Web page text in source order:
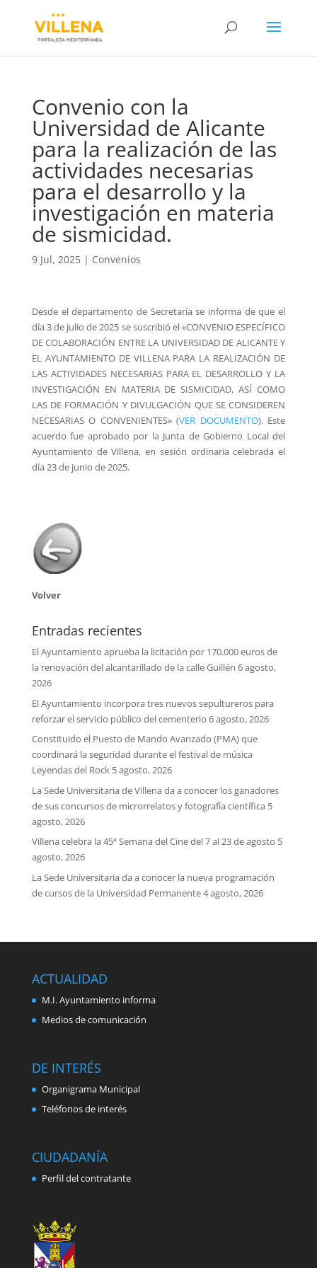
Convenio con la
Universidad de Alicante
para la realización de las
actividades necesarias
para el desarrollo y la
investigación en materia
de sismicidad.
9 Jul, 2025| Convenios
Desde el departamento de Secretaría se informa de que el
día 3de juliode 2025 se suscribió el «CONVENIO ESPECÍFICO
DE COLABORACIÓN ENTRE LA UNIVERSIDAD DE ALICANTE Y
EL AYUNTAMIENTO DE VILLENA PARA LA REALIZACIÓN DE
LAS ACTIVIDADES NECESARIAS PARA EL DESARROLLO Y LA
INVESTIGACIÓN EN MATERIA DE SISMICIDAD, ASÍ COMO
LAS DE FORMACIÓN Y DIVULGACIÓN QUE SE CONSIDEREN
NECESARIAS O CONVENIENTES» (VER DOCUMENTO). Este
acuerdo fue aprobado por la Junta de Gobierno Local del
Ayuntamiento de Villena, en sesión ordinaria celebrada el
día 23de junio de 2025.
Volver
Entradas recientes
El Ayuntamiento aprueba la licitación por 170.000 euros de
la renovación del alcantarillado de la calle Guillén 6 agosto,
2026
El Ayuntamiento incorpora tres nuevos sepultureros para
reforzar el servicio público del cementerio 6 agosto, 2026
Constituido el Puesto de Mando Avanzado (PMA) que
coordinará la seguridad durante el festival de música
Leyendas del Rock 5 agosto, 2026
La Sede Universitaria de Villena da a conocer los ganadores
de sus concursos de microrrelatos y fotografía científica 5
agosto, 2026
Villena celebra la 45ª Semana del Cine del 7 al 23 de agosto 5
agosto, 2026
La Sede Universitaria da a conocer la nueva programación
de cursos de la Universidad Permanente4 agosto, 2026
ACTUALIDAD
M.I. Ayuntamiento informa
Medios de comunicación
DE INTERÉS
Organigrama Municipal
Teléfonos de interés
CIUDADANÍA
Perfil del contratante